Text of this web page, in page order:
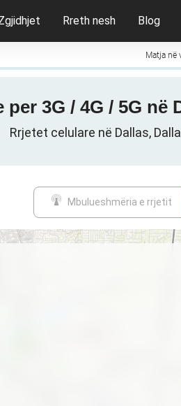
Rreth nesh Blog
Matja në
per 3G / 4G / 5G në
Rrjetet celulare në Dallas,
Mbulueshmëria e rrjetit